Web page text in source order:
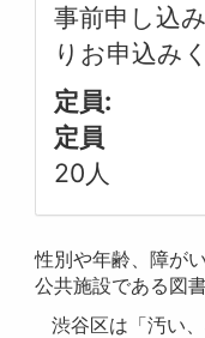
事前申し込
りお申込み
定員:
定員
20人
性別や年齢、障が
公共施設である図
渋谷区は「汚い